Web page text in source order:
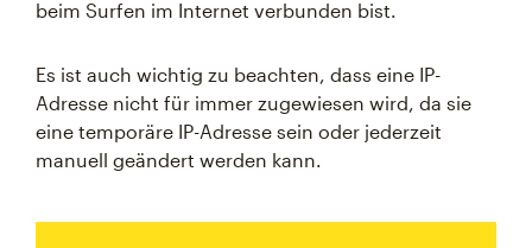
beim Surfen im Internet verbunden bist.
Es ist auch wichtig zu beachten, dass eine IP-
Adresse nicht für immer zugewiesen wird, da sie
eine temporäre IP-Adresse sein oder jederzeit
manuell geändert werden kann.